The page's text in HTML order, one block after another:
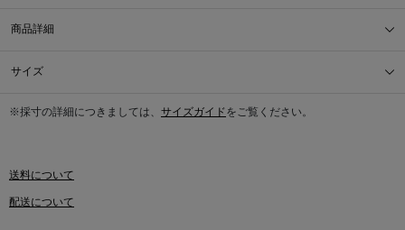
商品詳細
サイズ
※採寸の詳細につきましては、 サイズガイドをご覧ください。
送料について
配送について